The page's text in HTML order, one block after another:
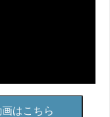
はこちら